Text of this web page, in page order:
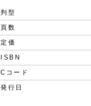
判型
頁数
定価
ISBN
Cコード
発行日